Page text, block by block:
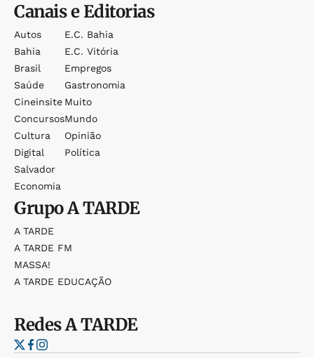
Canais e Editorias
Autos
Bahia
Brasil
Saúde
Cineinsite
Concursos
Cultura
Digital
Salvador
Economia
E.c. Bahia
E.c. Vitória
Empregos
Gastronomia
Muito
Mundo
Opinião
Política
GrupoA TARDE
A TARDE
A TARDE FM
MASSA!
A TARDE EDUCAÇÃO
RedesA TARDE